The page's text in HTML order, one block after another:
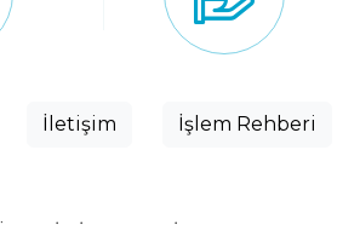
İletişim İşlem Rehberi